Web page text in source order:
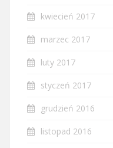
kwiecień 2017
marzec 2017
luty 2017
styczeń 2017
grudzień 2016
listopad 2016